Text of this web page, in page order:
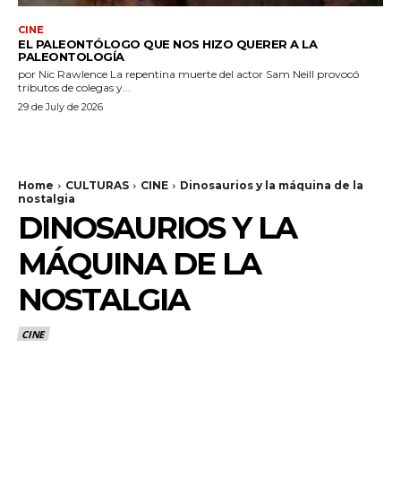
CINE
EL PALEONTÓLOGO QUE NOS HIZO QUERER A LA
PALEONTOLOGÍA
por Nic Rawlence La repentina muerte del actor Sam Neill provocó
tributos de colegas y...
29 de July de 2026